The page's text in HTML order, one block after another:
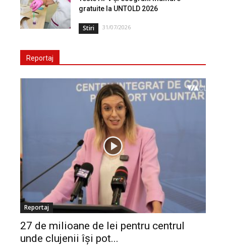
gratuite la UNTOLD 2026
Stiri 31/07/2026
Reportaj
Reportaj
27 de milioane de lei pentru centrul
unde clujenii își pot...